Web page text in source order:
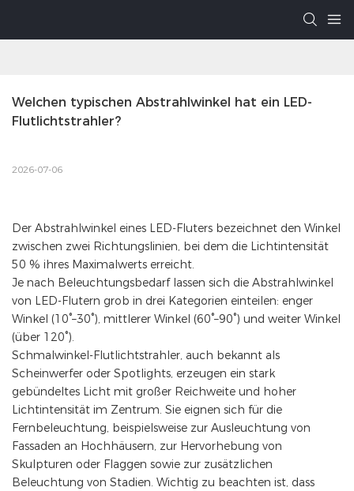
Welchen typischen Abstrahlwinkel hat ein LED-
Flutlichtstrahler?
2026-07-06
Der Abstrahlwinkel eines LED-Fluters bezeichnet den Winkel
zwischen zwei Richtungslinien, bei dem die Lichtintensität
50 % ihres Maximalwerts erreicht.
Je nach Beleuchtungsbedarf lassen sich die Abstrahlwinkel
von LED-Flutern grob in drei Kategorien einteilen: enger
Winkel (10°–30°), mittlerer Winkel (60°–90°) und weiter Winkel
(über 120°).
Schmalwinkel-Flutlichtstrahler, auch bekannt als
Scheinwerfer oder Spotlights, erzeugen ein stark
gebündeltes Licht mit großer Reichweite und hoher
Lichtintensität im Zentrum. Sie eignen sich für die
Fernbeleuchtung, beispielsweise zur Ausleuchtung von
Fassaden an Hochhäusern, zur Hervorhebung von
Skulpturen oder Flaggen sowie zur zusätzlichen
Beleuchtung von Stadien. Wichtig zu beachten ist, dass